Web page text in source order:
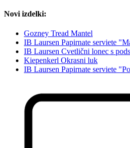
Novi izdelki:
Gozney Tread Mantel
IB Laursen Papirnate serviete
IB Laursen Cvetlični lonec s
Kiepenkerl Okrasni luk
IB Laursen Papirnate serviete